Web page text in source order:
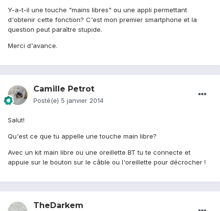
Y-a-t-il une touche "mains libres" ou une appli permettant
d'obtenir cette fonction? C'est mon premier smartphone et la
question peut paraître stupide.
Merci d'avance.
Camille Petrot
Posté(e) 5 janvier 2014
Salut!
Qu'est ce que tu appelle une touche main libre?
Avec un kit main libre ou une oreillette BT tu te connecte et
appuie sur le bouton sur le câble ou l'oreillette pour décrocher !
TheDarkem